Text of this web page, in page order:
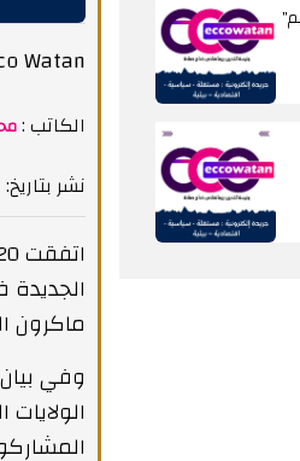
Watan
الكاتب :
:نشر بتاريخ
الجديدة
ماكرون
"القناة الـ14 الإسرائيلية": التقييم